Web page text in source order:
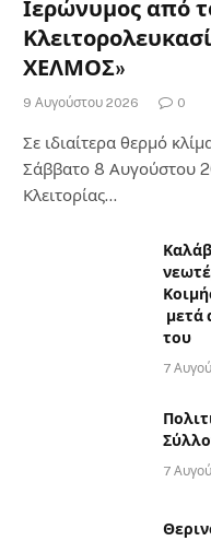
Ιερώνυμος από
ΧΕΛΜΟΣ»
9 Αυγούστου 2026 0
Σε ιδιαίτερα θερμό
Σάββατο 8 Αυγούστου
Κλειτορίας…
μετά
του
7
7